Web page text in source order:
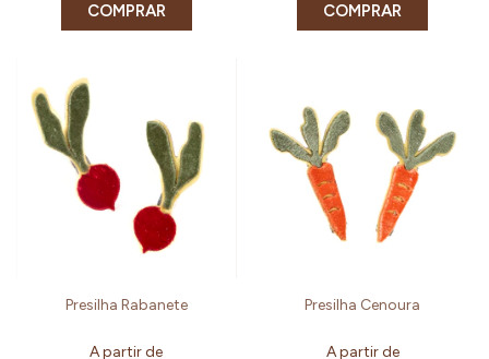
COMPRAR COMPRAR
Presilha Rabanete Presilha Cenoura